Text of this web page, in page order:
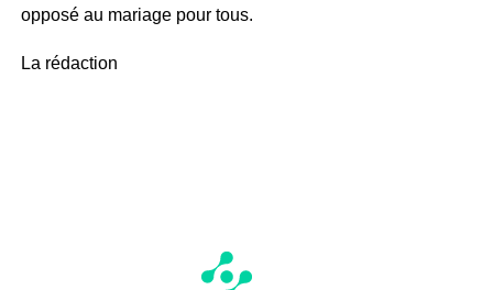
opposé au mariage pour tous.
La rédaction